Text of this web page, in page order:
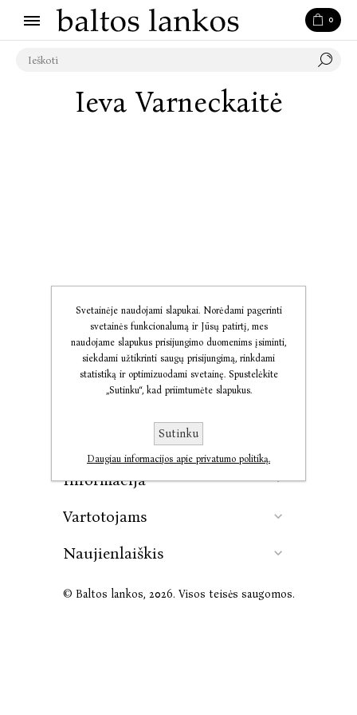
0
Ieva Varneckaitė
Informacija
Vartotojams
Naujienlaiškis
© Baltos lankos, 2026. Visos teisės saugomos.
Svetainėje naudojami slapukai. Norėdami pagerinti
svetainės funkcionalumą ir Jūsų patirtį, mes
naudojame slapukus prisijungimo duomenims įsiminti,
siekdami užtikrinti saugų prisijungimą, rinkdami
statistiką ir optimizuodami svetainę. Spustelėkite
„Sutinku“, kad priimtumėte slapukus.
Sutinku
Daugiau informacijos apie privatumo politiką.